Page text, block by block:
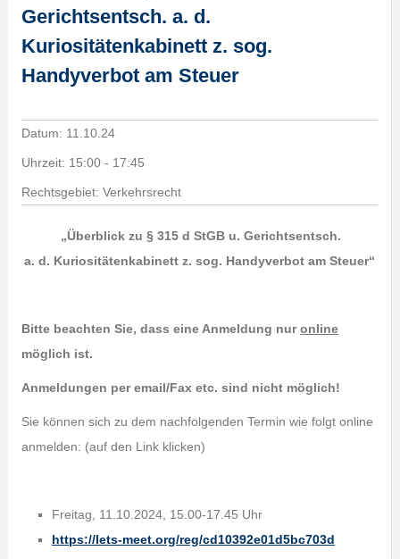
Gerichtsentsch. a. d.
Kuriositätenkabinett z. sog.
Handyverbot am Steuer
Datum: 11.10.24
Uhrzeit: 15:00 - 17:45
Rechtsgebiet: Verkehrsrecht
„Überblick zu § 315 d StGB u. Gerichtsentsch.
a. d. Kuriositätenkabinett z. sog. Handyverbot am Steuer“
Bitte beachten Sie, dass eine Anmeldung nuronline
möglich ist.
Anmeldungen per email/Fax etc. sind nicht möglich!
Sie können sich zu dem nachfolgenden Termin wie folgt online
anmelden: (auf den Link klicken)
Freitag, 11.10.2024, 15.00-17.45 Uhr
https://lets-meet.org/reg/cd10392e01d5bc703d